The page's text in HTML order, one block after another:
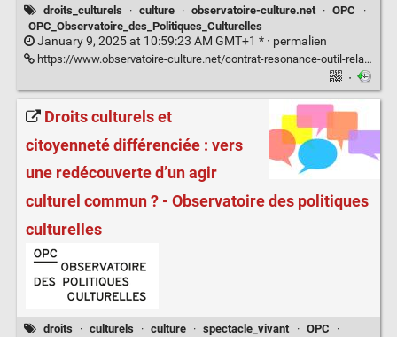
droits_culturels · culture · observatoire-culture.net · OPC
·
OPC_Observatoire_des_Politiques_Culturelles
January 9, 2025 at 10:59:23 AM GMT+1 * · permalien
https://www.observatoire-culture.net/contrat-resonance-outil-relationnel-imaginer-piloter-lieux-culturels/
·
Droits culturels et
citoyenneté différenciée : vers
une redécouverte d’un agir
culturel commun ? - Observatoire des politiques
culturelles
droits · culturels · culture · spectacle_vivant · OPC
·